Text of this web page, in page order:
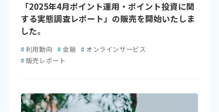
「2025年4月ポイント運用・ポイント投資に関
する実態調査レポート」の販売を開始いたしま
した。
# 利用動向 # 金融 # オンラインサービス
# 販売レポート